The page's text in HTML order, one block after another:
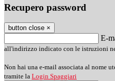
Recupero password
button close ×
E-
all'indirizzo indicato con le istruzioni
Non hai una e-mail associata al nome
tramite la Login Spaggiari